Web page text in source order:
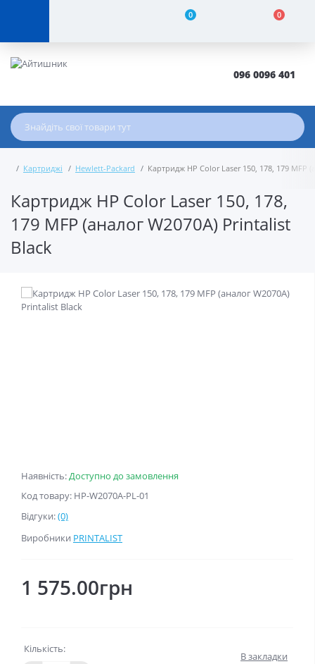
0 0
096 0096 401
Картриджі Hewlett-Packard Картридж HP Color Laser 150, 178, 179 MFP
Картридж HP Color Laser 150, 178,
179 MFP (аналог W2070A) Printalist
Black
Наявність:Доступно до замовлення
Код товару: HP-W2070A-PL-01
Відгуки:(0)
Виробники PRINTALIST
1 575.00грн
Кількість:
В закладки